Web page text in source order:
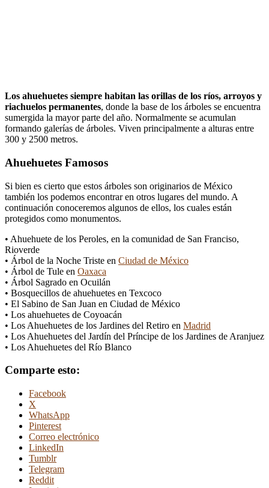
Los ahuehuetes siempre habitan las orillas de los ríos, arroyos y
riachuelos permanentes, donde la base de los árboles se encuentra
sumergida la mayor parte del año. Normalmente se acumulan
formando galerías de árboles. Viven principalmente a alturas entre
300 y 2500 metros.
Ahuehuetes Famosos
Si bien es cierto que estos árboles son originarios de México
también los podemos encontrar en otros lugares del mundo. A
continuación conoceremos algunos de ellos, los cuales están
protegidos como monumentos.
• Ahuehuete de los Peroles, en la comunidad de San Franciso,
Rioverde
• Árbol de la Noche Triste en Ciudad de México
• Árbol de Tule en Oaxaca
• Árbol Sagrado en Ocuilán
• Bosquecillos de ahuehuetes en Texcoco
• El Sabino de San Juan en Ciudad de México
• Los ahuehuetes de Coyoacán
• Los Ahuehuetes de los Jardines del Retiro en Madrid
• Los Ahuehuetes del Jardín del Príncipe de los Jardines de Aranjuez
• Los Ahuehuetes del Río Blanco
Comparte esto:
Facebook
X
WhatsApp
Pinterest
Correo electrónico
LinkedIn
Tumblr
Telegram
Reddit